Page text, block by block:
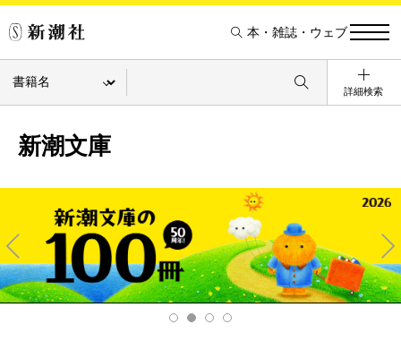
本・雑誌・ウェブ
詳細検索
新潮文庫
Pre
v
Ne
xt